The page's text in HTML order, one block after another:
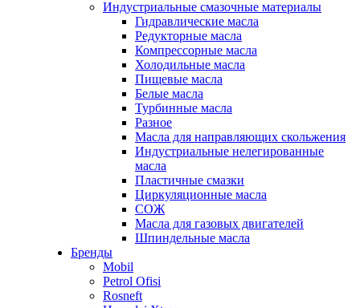
Индустриальные смазочные материалы
Гидравлические масла
Редукторные масла
Компрессорные масла
Холодильные масла
Пищевые масла
Белые масла
Турбинные масла
Разное
Масла для направляющих скольжения
Индустриальные нелегированные
масла
Пластичные смазки
Циркуляционные масла
СОЖ
Масла для газовых двигателей
Шпиндельные масла
Бренды
Mobil
Petrol Ofisi
Rosneft